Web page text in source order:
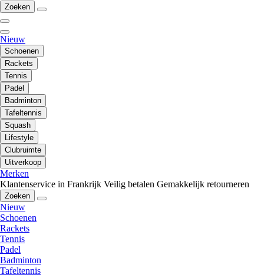
Zoeken
Nieuw
Schoenen
Rackets
Tennis
Padel
Badminton
Tafeltennis
Squash
Lifestyle
Clubruimte
Uitverkoop
Merken
Klantenservice in Frankrijk Veilig betalen Gemakkelijk retourneren
Zoeken
Nieuw
Schoenen
Rackets
Tennis
Padel
Badminton
Tafeltennis